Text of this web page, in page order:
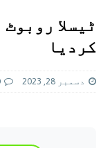
ٹیسلا
کردیا
دسمبر 28, 2023